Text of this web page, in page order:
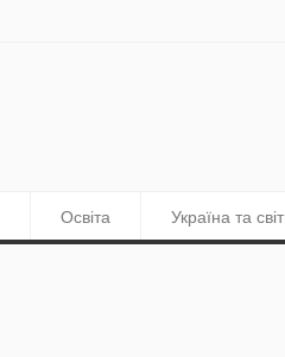
Освіта Україна та світ